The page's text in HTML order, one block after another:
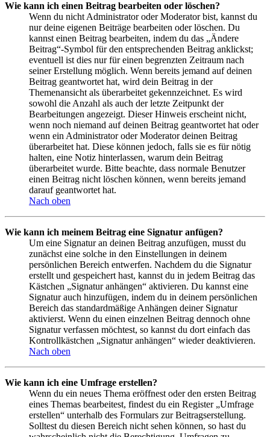
Wie kann ich einen Beitrag bearbeiten oder löschen?
Wenn du nicht Administrator oder Moderator bist, kannst du
nur deine eigenen Beiträge bearbeiten oder löschen. Du
kannst einen Beitrag bearbeiten, indem du das „Ändere
Beitrag“-Symbol für den entsprechenden Beitrag anklickst;
eventuell ist dies nur für einen begrenzten Zeitraum nach
seiner Erstellung möglich. Wenn bereits jemand auf deinen
Beitrag geantwortet hat, wird dein Beitrag in der
Themenansicht als überarbeitet gekennzeichnet. Es wird
sowohl die Anzahl als auch der letzte Zeitpunkt der
Bearbeitungen angezeigt. Dieser Hinweis erscheint nicht,
wenn noch niemand auf deinen Beitrag geantwortet hat oder
wenn ein Administrator oder Moderator deinen Beitrag
überarbeitet hat. Diese können jedoch, falls sie es für nötig
halten, eine Notiz hinterlassen, warum dein Beitrag
überarbeitet wurde. Bitte beachte, dass normale Benutzer
einen Beitrag nicht löschen können, wenn bereits jemand
darauf geantwortet hat.
Nach oben
Wie kann ich meinem Beitrag eine Signatur anfügen?
Um eine Signatur an deinen Beitrag anzufügen, musst du
zunächst eine solche in den Einstellungen in deinem
persönlichen Bereich entwerfen. Nachdem du die Signatur
erstellt und gespeichert hast, kannst du in jedem Beitrag das
Kästchen „Signatur anhängen“ aktivieren. Du kannst eine
Signatur auch hinzufügen, indem du in deinem persönlichen
Bereich das standardmäßige Anhängen deiner Signatur
aktivierst. Wenn du einen einzelnen Beitrag dennoch ohne
Signatur verfassen möchtest, so kannst du dort einfach das
Kontrollkästchen „Signatur anhängen“ wieder deaktivieren.
Nach oben
Wie kann ich eine Umfrage erstellen?
Wenn du ein neues Thema eröffnest oder den ersten Beitrag
eines Themas bearbeitest, findest du ein Register „Umfrage
erstellen“ unterhalb des Formulars zur Beitragserstellung.
Solltest du diesen Bereich nicht sehen können, so hast du